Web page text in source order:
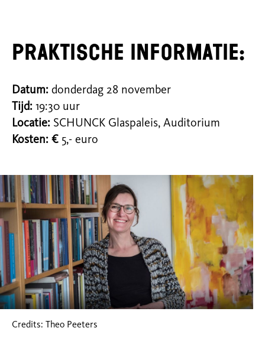
Praktische informatie:
Datum: donderdag 28 november
Tijd: 19:30 uur
Locatie: SCHUNCK Glaspaleis, Auditorium
Kosten: € 5,- euro
Credits: Theo Peeters